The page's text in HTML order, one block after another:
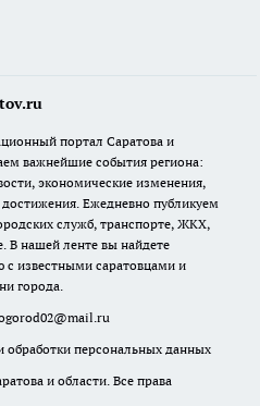
портал Саратова и
важнейшие события региона:
экономические изменения,
Ежедневно публикуем
служб, транспорте, ЖКХ,
В нашей ленте вы найдете
с известными саратовцами и
города.
персональных данных
и области. Все права